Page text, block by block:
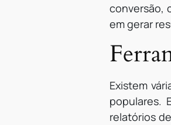
conversão,
em gerar
Existem
populares.
relatórios